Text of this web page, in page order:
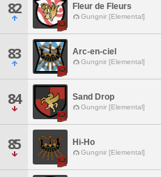
82 Fleur de Fleurs
Gungnir [Elemental]
83 Arc-en-ciel
Gungnir [Elemental]
84 Sand Drop
Gungnir [Elemental]
85 Hi-Ho
Gungnir [Elemental]